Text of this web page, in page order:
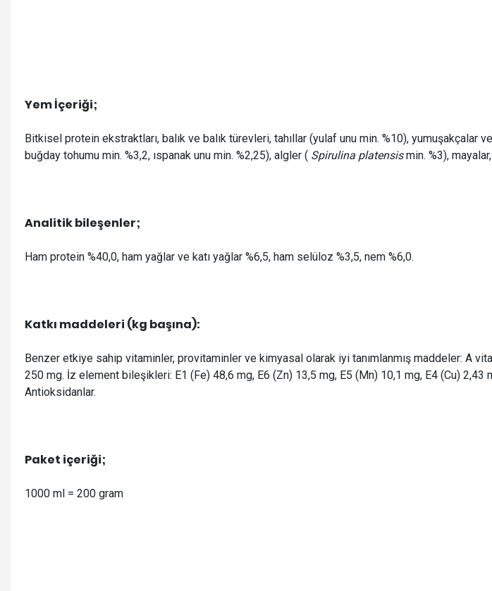
Yem İçeriği;
Bitkisel protein ekstraktları, balık ve balık türevleri, tahıllar (yulaf unu min. %10), yumuşakçalar
buğday tohumu min. %3,2, ıspanak unu min. %2,25), algler ( Spirulina platensismin. %3),
Analitik bileşenler;
Ham protein %40,0, ham yağlar ve katı yağlar %6,5, ham selüloz %3,5, nem %6,0.
Katkı maddeleri (kg başına):
Benzer etkiye sahip vitaminler, provitaminler ve kimyasal olarak iyi tanımlanmış maddeler: A
250 mg. İz element bileşikleri: E1 (Fe) 48,6 mg, E6 (Zn) 13,5 mg, E5 (Mn) 10,1 mg, E4 (Cu)
Antioksidanlar.
Paket içeriği;
1000 ml = 200 gram